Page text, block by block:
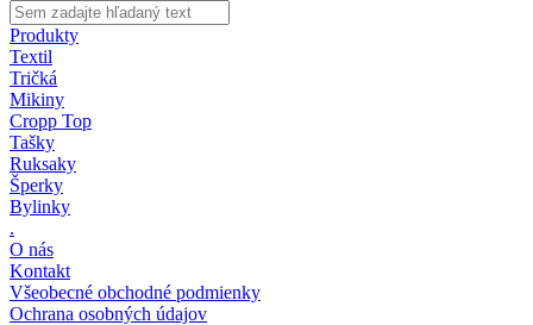
Produkty
Textil
Tričká
Mikiny
Cropp Top
Tašky
Ruksaky
Šperky
Bylinky
.
O nás
Kontakt
Všeobecné obchodné podmienky
Ochrana osobných údajov